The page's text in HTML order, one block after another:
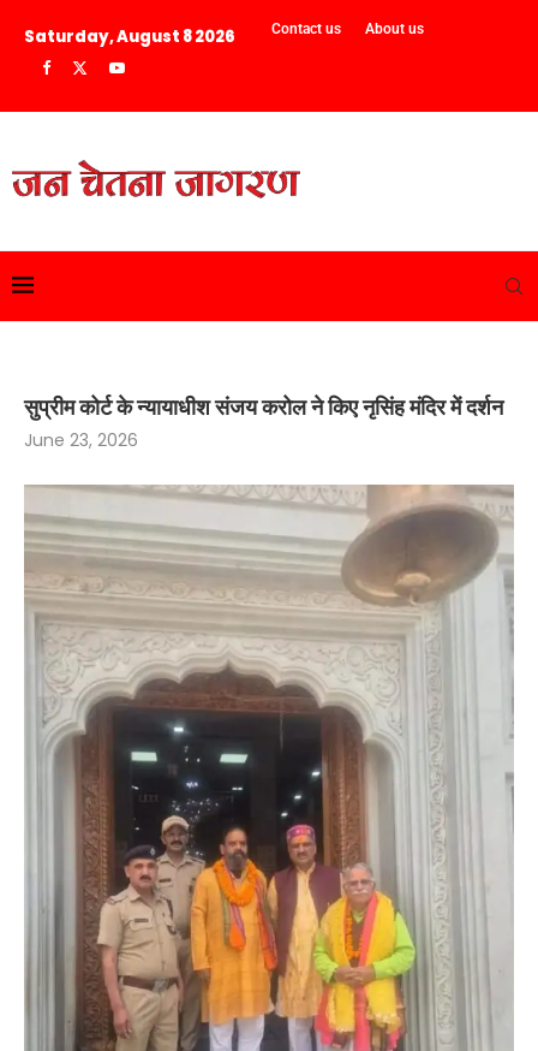
Saturday, August 8 2026 Contact us About us
सुप्रीम कोर्ट के न्यायाधीश संजय करोल ने किए नृसिंह मंदिर में दर्शन
June 23, 2026